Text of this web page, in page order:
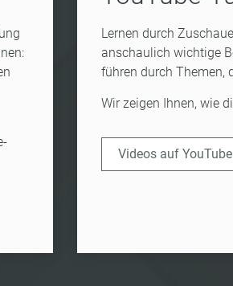
Lernen durch
anschaulich wichtige
führen durch Themen,
Wir zeigen Ihnen, wie
Videos auf